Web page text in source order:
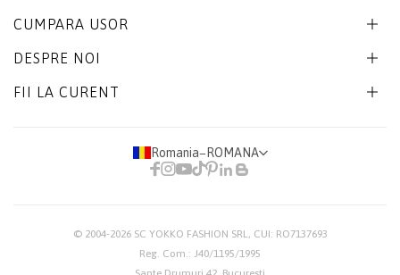
CUMPARA USOR
DESPRE NOI
FII LA CURENT
Romania− ROMANA
© 2004-2026 SC YOKKO FASHION SRL, CUI: RO7137693
Reg. Com.: J40/1195/1995